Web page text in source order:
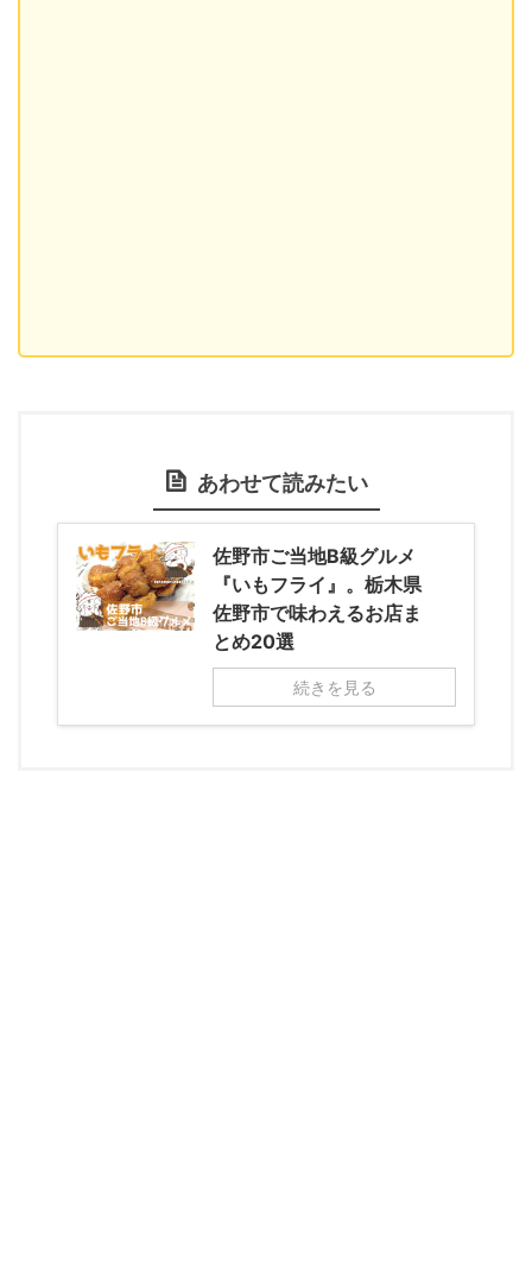
あわせて読みたい
佐野市ご当地B級グルメ
『いもフライ』。栃木県
佐野市で味わえるお店ま
とめ20選
続きを見る